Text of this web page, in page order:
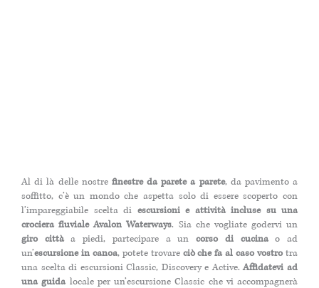
Al di là delle nostre finestre da parete a parete, da pavimento a
soffitto, c’è un mondo che aspetta solo di essere scoperto con
l’impareggiabile scelta di escursioni e attività incluse su una
crociera fluviale Avalon Waterways. Sia che vogliate godervi un
giro cittàa piedi, partecipare a un corso di cucinao ad
un’escursione in canoa, potete trovareciò che fa al caso vostro tra
una scelta di escursioni Classic, Discovery e Active.Affidatevi ad
una guida locale per un’escursione Classic che vi accompagnerà